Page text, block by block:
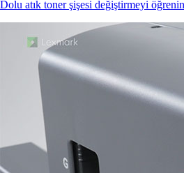
Dolu atık toner şişesi değiştirmeyi